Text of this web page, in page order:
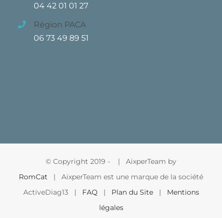
04 42 01 01 27
Région PACA
06 73 49 89 51
© Copyright 2019 -
| AixperTeam by
RomCat | AixperTeam est une marque de la société
ActiveDiag13 | FAQ | Plan du Site| Mentions
légales